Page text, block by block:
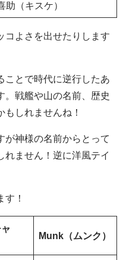
助（キスケ）
コよさを出せたりします
ことで時代に逆行したあ
。戦艦や山の名前、歴史
しれませんね！
が神様の名前からとって
れません！逆に洋風テイ
す！
Munk（ムンク）